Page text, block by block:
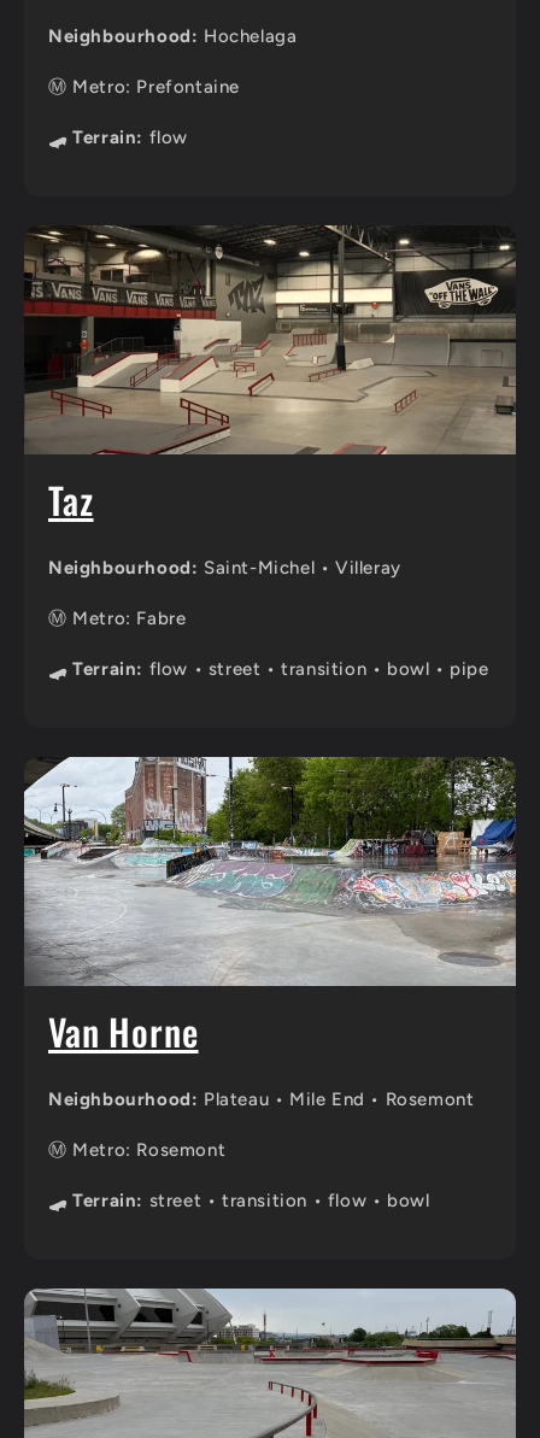
Neighbourhood: Hochelaga
Ⓜ️ Metro: Prefontaine
🛹 Terrain: flow
Taz
Neighbourhood: Saint-Michel • Villeray
Ⓜ️ Metro: Fabre
🛹 Terrain: flow • street • transition • bowl • pipe
Van Horne
Neighbourhood: Plateau • Mile End • Rosemont
Ⓜ️ Metro: Rosemont
🛹 Terrain: street • transition • flow • bowl